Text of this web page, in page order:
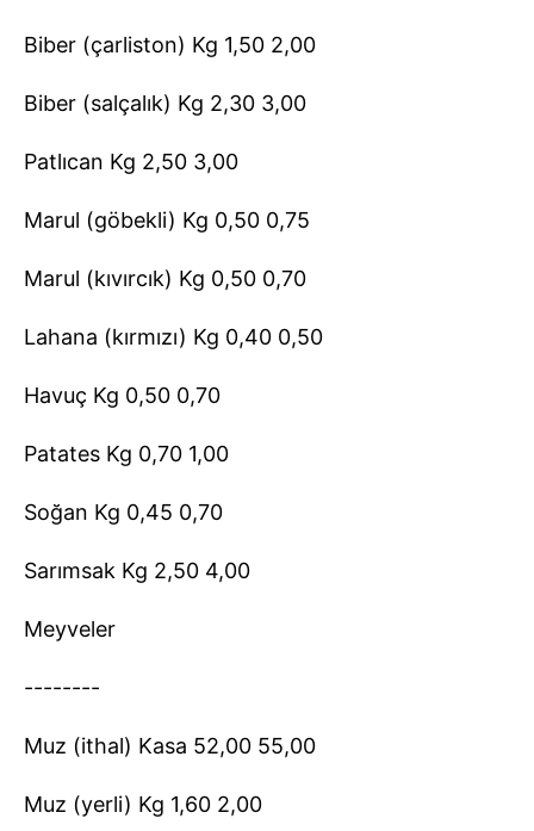
Biber (çarliston) Kg 1,50 2,00
Biber (salçalık) Kg 2,30 3,00
Patlıcan Kg 2,50 3,00
Marul (göbekli) Kg 0,50 0,75
Marul (kıvırcık) Kg 0,50 0,70
Lahana (kırmızı) Kg 0,40 0,50
Havuç Kg 0,50 0,70
Patates Kg 0,70 1,00
Soğan Kg 0,45 0,70
Sarımsak Kg 2,50 4,00
Meyveler
--------
Muz (ithal) Kasa 52,00 55,00
Muz (yerli) Kg 1,60 2,00